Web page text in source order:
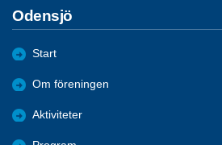
Odensjö
Start
Om föreningen
Aktiviteter